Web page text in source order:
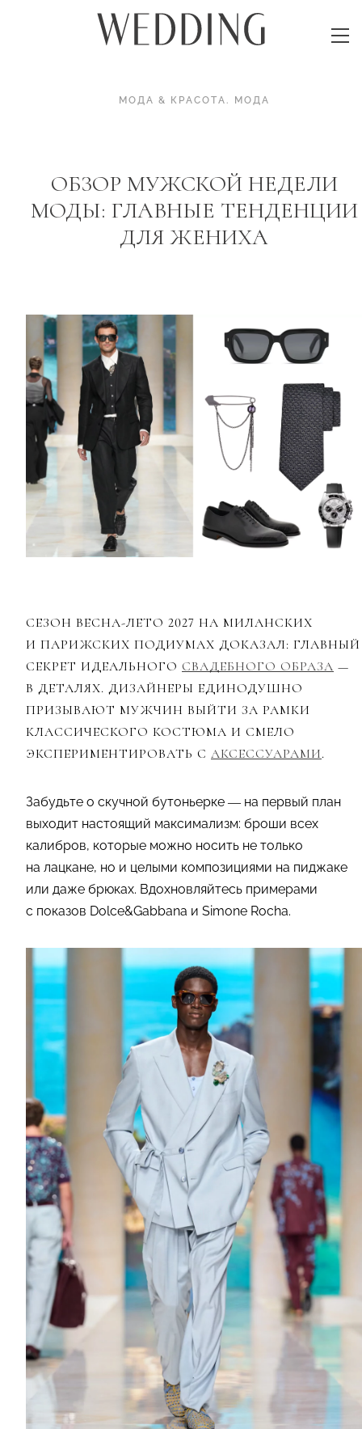
МОДА & КРАСОТА. МОДА
ОБЗОР МУЖСКОЙ НЕДЕЛИ
МОДЫ: ГЛАВНЫЕ ТЕНДЕНЦИИ
ДЛЯ ЖЕНИХА
СЕЗОН ВЕСНА-ЛЕТО 2027 НА МИЛАНСКИХ
И ПАРИЖСКИХ ПОДИУМАХ ДОКАЗАЛ: ГЛАВНЫЙ
СЕКРЕТ ИДЕАЛЬНОГО СВАДЕБНОГО ОБРАЗА —
В ДЕТАЛЯХ. ДИЗАЙНЕРЫ ЕДИНОДУШНО
ПРИЗЫВАЮТ МУЖЧИН ВЫЙТИ ЗА РАМКИ
КЛАССИЧЕСКОГО КОСТЮМА И СМЕЛО
ЭКСПЕРИМЕНТИРОВАТЬ С АКСЕССУАРАМИ.
Забудьте о скучной бутоньерке — на первый план
выходит настоящий максимализм: броши всех
калибров, которые можно носить не только
на лацкане, но и целыми композициями на пиджаке
или даже брюках. Вдохновляйтесь примерами
с показов Dolce&Gabbana и Simone Rocha.